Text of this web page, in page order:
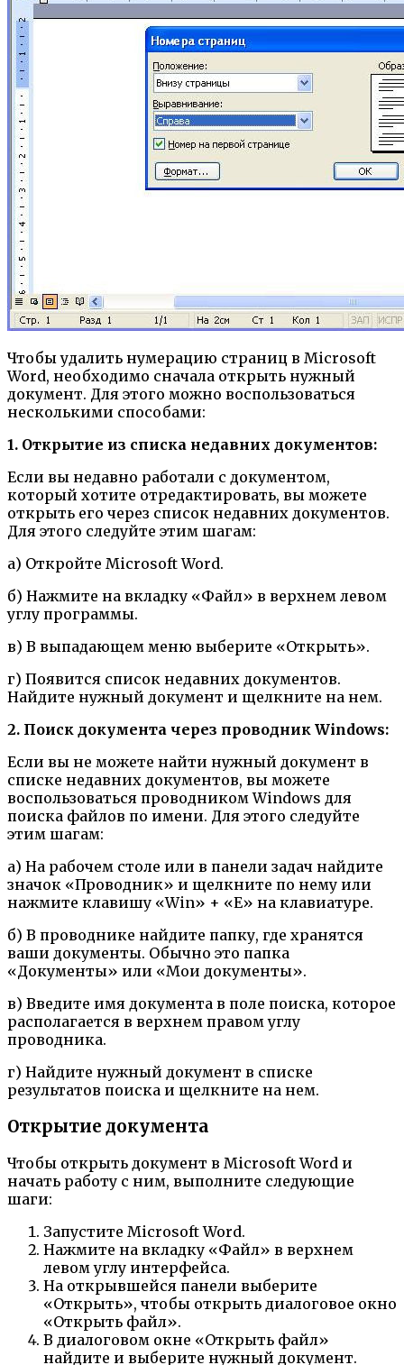
Чтобы удалить нумерацию страниц в Microsoft
Word, необходимо сначала открыть нужный
документ. Для этого можно воспользоваться
несколькими способами:
1. Открытие из списка недавних документов:
Если вы недавно работали с документом,
который хотите отредактировать, вы можете
открыть его через список недавних документов.
Для этого следуйте этим шагам:
а) Откройте Microsoft Word.
б) Нажмите на вкладку «Файл» в верхнем левом
углу программы.
в) В выпадающем меню выберите «Открыть».
г) Появится список недавних документов.
Найдите нужный документ и щелкните на нем.
2. Поиск документа через проводник Windows:
Если вы не можете найти нужный документ в
списке недавних документов, вы можете
воспользоваться проводником Windows для
поиска файлов по имени. Для этого следуйте
этим шагам:
а) На рабочем столе или в панели задач найдите
значок «Проводник» и щелкните по нему или
нажмите клавишу «Win» + «E» на клавиатуре.
б) В проводнике найдите папку, где хранятся
ваши документы. Обычно это папка
«Документы» или «Мои документы».
в) Введите имя документа в поле поиска, которое
располагается в верхнем правом углу
проводника.
г) Найдите нужный документ в списке
результатов поиска и щелкните на нем.
Открытие документа
Чтобы открыть документ в Microsoft Word и
начать работу с ним, выполните следующие
шаги:
Запустите Microsoft Word.
Нажмите на вкладку «Файл» в верхнем
левом углу интерфейса.
На открывшейся панели выберите
«Открыть», чтобы открыть диалоговое окно
«Открыть файл».
В диалоговом окне «Открыть файл»
найдите и выберите нужный документ.